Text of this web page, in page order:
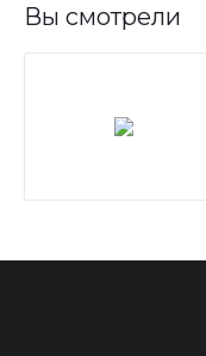
Вы смотрели